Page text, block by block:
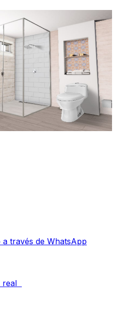
través de WhatsApp
real